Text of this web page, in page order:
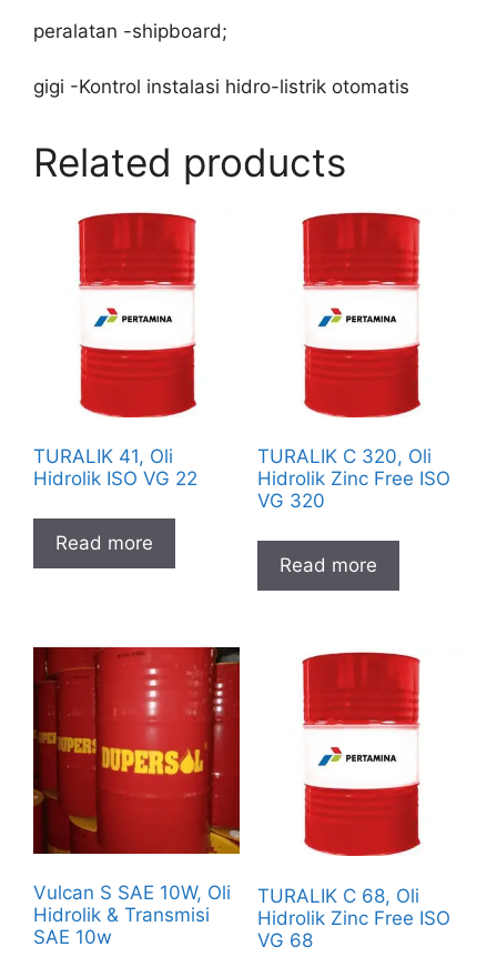
peralatan -shipboard;
gigi -Kontrol instalasi hidro-listrik otomatis
Related products
TURALIK 41, Oli
Hidrolik ISO VG 22
Read more
TURALIK C 320, Oli
Hidrolik Zinc Free ISO
VG 320
Read more
Vulcan S SAE 10W, Oli
Hidrolik & Transmisi
SAE 10w
TURALIK C 68, Oli
Hidrolik Zinc Free ISO
VG 68